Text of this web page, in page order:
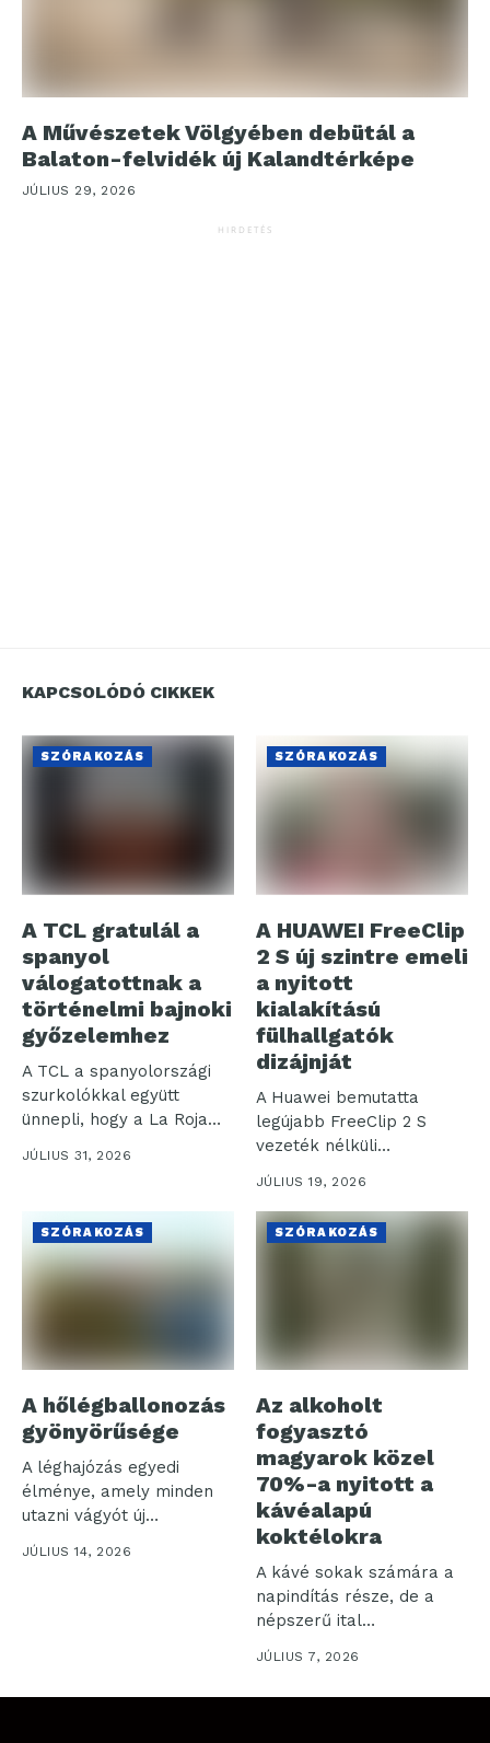
A Művészetek Völgyében debütál a
Balaton-felvidék új Kalandtérképe
JÚLIUS 29, 2026
HIRDETÉS
KAPCSOLÓDÓ CIKKEK
SZÓRAKOZÁS
A TCL gratulál a
spanyol
válogatottnak a
történelmi bajnoki
győzelemhez
A TCL a spanyolországi
szurkolókkal együtt
ünnepli, hogy a La Roja
(spanyol...
JÚLIUS 31, 2026
SZÓRAKOZÁS
A HUAWEI FreeClip
2 S új szintre emeli
a nyitott
kialakítású
fülhallgatók
dizájnját
A Huawei bemutatta
legújabb FreeClip 2 S
vezeték nélküli
fülhallgatóját, amely a...
JÚLIUS 19, 2026
SZÓRAKOZÁS
A hőlégballonozás
gyönyörűsége
A léghajózás egyedi
élménye, amely minden
utazni vágyót új
tapasztalatokkal
gazdagít. Ebben...
JÚLIUS 14, 2026
SZÓRAKOZÁS
Az alkoholt
fogyasztó
magyarok közel
70%-a nyitott a
kávéalapú
koktélokra
A kávé sokak számára a
napindítás része, de a
népszerű ital
karakteres...
JÚLIUS 7, 2026